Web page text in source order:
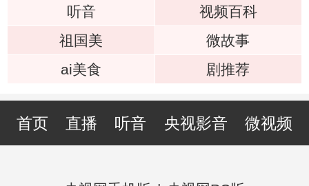
听音
视频百科
祖国美
微故事
ai美食
剧推荐
首页 直播 听音 央视影音 微视频